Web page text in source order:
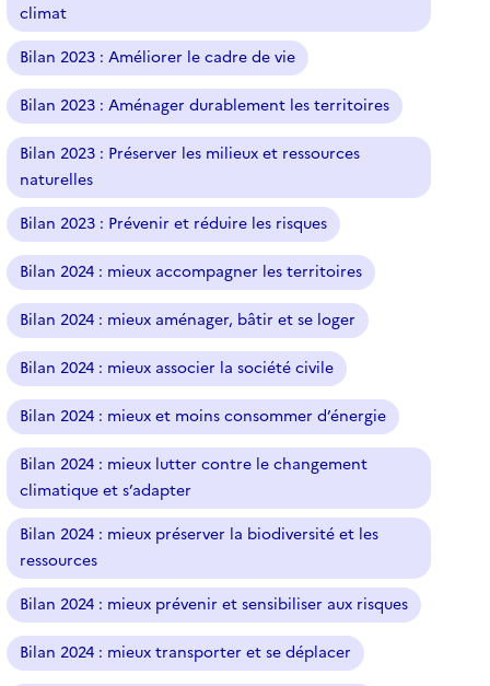
climat
Bilan 2023 : Améliorer le cadre de vie
Bilan 2023 : Aménager durablement les territoires
Bilan 2023 : Préserver les milieux et ressources
naturelles
Bilan 2023 : Prévenir et réduire les risques
Bilan 2024 : mieux accompagner les territoires
Bilan 2024 : mieux aménager, bâtir et se loger
Bilan 2024 : mieux associer la société civile
Bilan 2024 : mieux et moins consommer d’énergie
Bilan 2024 : mieux lutter contre le changement
climatique et s’adapter
Bilan 2024 : mieux préserver la biodiversité et les
ressources
Bilan 2024 : mieux prévenir et sensibiliser aux risques
Bilan 2024 : mieux transporter et se déplacer